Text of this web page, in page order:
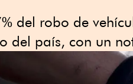
del robo de
del país, con un